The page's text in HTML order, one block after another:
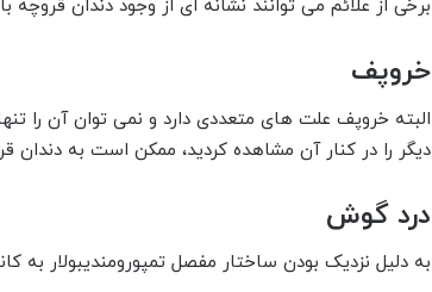
برخی از علائم می توانند نشانه ای از وجود دندان
خروپف
البته خروپف علت های متعددی دارد و نمی توان آن را
دیگر را در کنار آن مشاهده کردید، ممکن است به دندان
درد گوش
به دلیل نزدیک بودن ساختار مفصل تمپورومندیبولار